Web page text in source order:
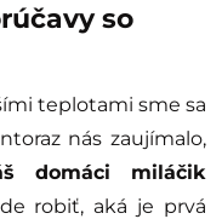
so
teplotami sme sa
nás zaujímalo,
domáci miláčik
robiť, aká je prvá